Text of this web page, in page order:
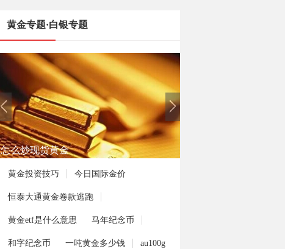
黄金专题·白银专题
如何投资熊猫金币
黄金投资技巧 今日国际金价
恒泰大通黄金卷款逃跑
黄金etf是什么意思 马年纪念币
和字纪念币 一吨黄金多少钱 au100g